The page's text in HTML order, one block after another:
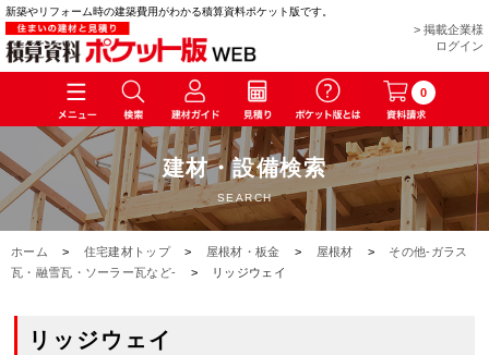
新築やリフォーム時の建築費用がわかる積算資料ポケット版です。
> 掲載企業様
ログイン
0
建材・設備検索
SEARCH
ホーム > 住宅建材トップ > 屋根材・板金 > 屋根材 >
その他-ガラス
瓦・融雪瓦・ソーラー瓦など-
> リッジウェイ
リッジウェイ